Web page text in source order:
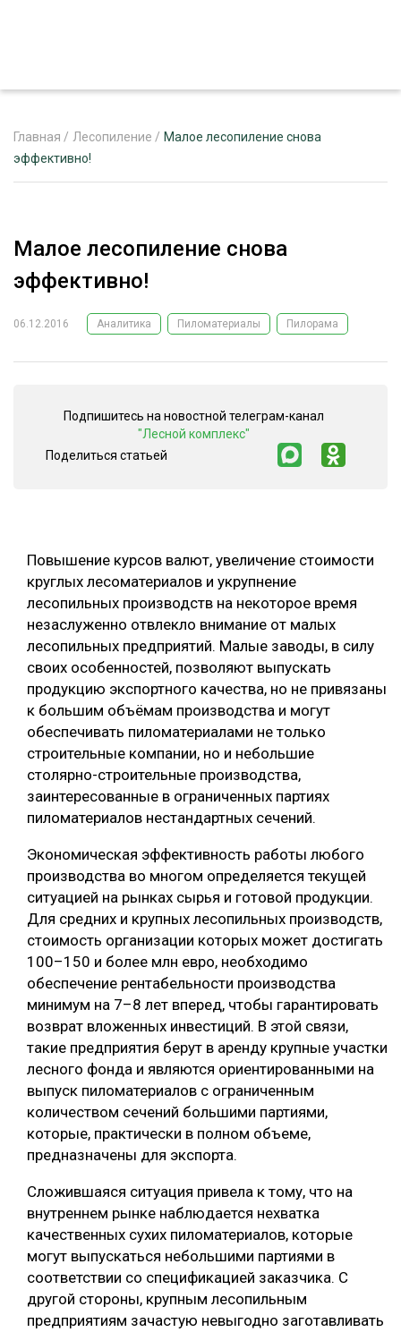
РЕКЛАМОДАТЕЛЯМ
ЛЕСНОЕ ХОЗЯЙСТВО
ОБРАБОТКА ДРЕВЕСИНЫ
ЦИФРОВАЯ СРЕДА
ЛОГИСТИКА
ПРОИЗВОДСТВО ДРЕВЕСНЫХ ПЛИТ
КОМПЛЕКСНАЯ ПЕРЕРАБОТКА
ЛЕСОПИЛЕНИЕ
ДЕРЕВЯННОЕ ДОМОСТРОЕНИЕ
БЕЗОПАСНОЕ ПРОИЗВОДСТВО
СОРТИРОВКА ДРЕВЕСИНЫ
СУШКА ДРЕВЕСИНЫ
МЕБЕЛЬНОЕ ПРОИЗВОДСТВО
РУБРИКИ
ПОДБОРКИ СТАТЕЙ
Главная / Лесопиление / Малое лесопиление снова
эффективно!
Малое лесопиление снова
эффективно!
06.12.2016 Аналитика Пиломатериалы Пилорама
Повышение курсов валют, увеличение стоимости
круглых лесоматериалов и укрупнение
лесопильных производств на некоторое время
незаслуженно отвлекло внимание от малых
лесопильных предприятий. Малые заводы, в силу
своих особенностей, позволяют выпускать
продукцию экспортного качества, но не привязаны
к большим объёмам производства и могут
обеспечивать пиломатериалами не только
строительные компании, но и небольшие
столярно-строительные производства,
заинтересованные в ограниченных партиях
пиломатериалов нестандартных сечений.
Экономическая эффективность работы любого
производства во многом определяется текущей
ситуацией на рынках сырья и готовой продукции.
Для средних и крупных лесопильных производств,
стоимость организации которых может достигать
100–150 и более млн евро, необходимо
обеспечение рентабельности производства
минимум на 7–8 лет вперед, чтобы гарантировать
возврат вложенных инвестиций. В этой связи,
такие предприятия берут в аренду крупные участки
лесного фонда и являются ориентированными на
выпуск пиломатериалов с ограниченным
количеством сечений большими партиями,
которые, практически в полном объеме,
предназначены для экспорта.
Сложившаяся ситуация привела к тому, что на
внутреннем рынке наблюдается нехватка
качественных сухих пиломатериалов, которые
могут выпускаться небольшими партиями в
соответствии со спецификацией заказчика. С
другой стороны, крупным лесопильным
предприятиям зачастую невыгодно заготавливать
Подпишитесь на новостной телеграм-канал
"Лесной комплекс"
Поделиться статьей